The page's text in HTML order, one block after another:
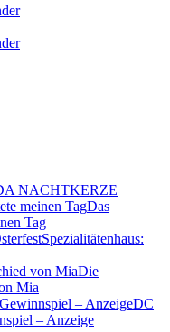
NACHTKERZE
Das
Tag
Spezialitätenhaus:
Die
Mia
DC
– Anzeige